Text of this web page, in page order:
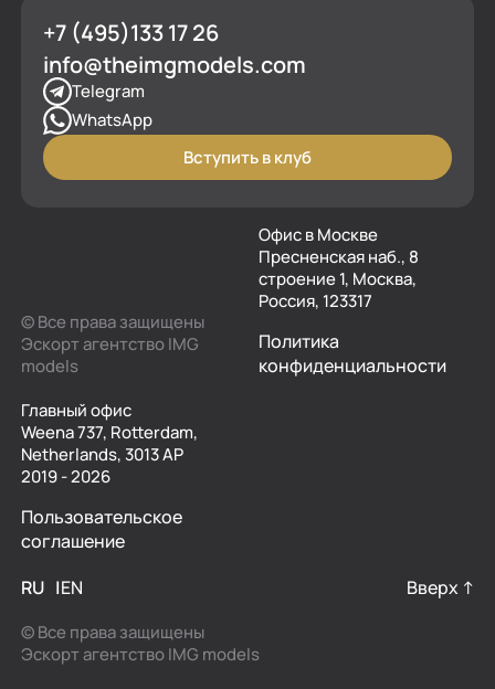
+7 (495)133 17 26
info@theimgmodels.com
Telegram
WhatsApp
Вступить в клуб
© Все права защищены
Эскорт агентство IMG
models
Офис в Москве
Пресненская наб., 8
строение 1, Москва,
Россия, 123317
Политика
конфиденциальности
Главный офис
Weena 737, Rotterdam,
Netherlands, 3013 AP
2019 - 2026
Пользовательское
соглашение
RU
EN Вверх ↑
© Все права защищены
Эскорт агентство IMG models